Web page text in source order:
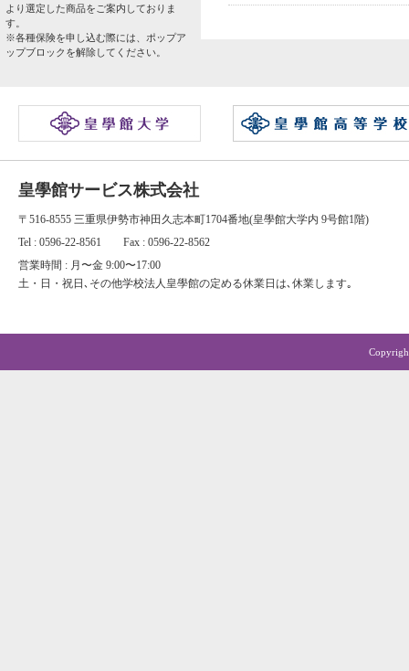
より選定した商品をご案内しておりま
す。
※各種保険を申し込む際には、ポップア
ップブロックを解除してください。
皇學館サービス株式会社
〒516-8555 三重県伊勢市神田久志本町1704番地(皇學館大学内 9号館1階)
Tel : 0596-22-8561 Fax : 0596-22-8562
営業時間 : 月〜金 9:00〜17:00
土・日・祝日､その他学校法人皇學館の定める休業日は､休業します｡